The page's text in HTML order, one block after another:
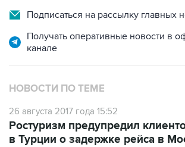
Подписаться на рассылку главных
Получать оперативные новости в
канале
НОВОСТИ ПО ТЕМЕ
26 августа 2017 года 15:52
Ростуризм предупредил
в Турции о задержке рейса в